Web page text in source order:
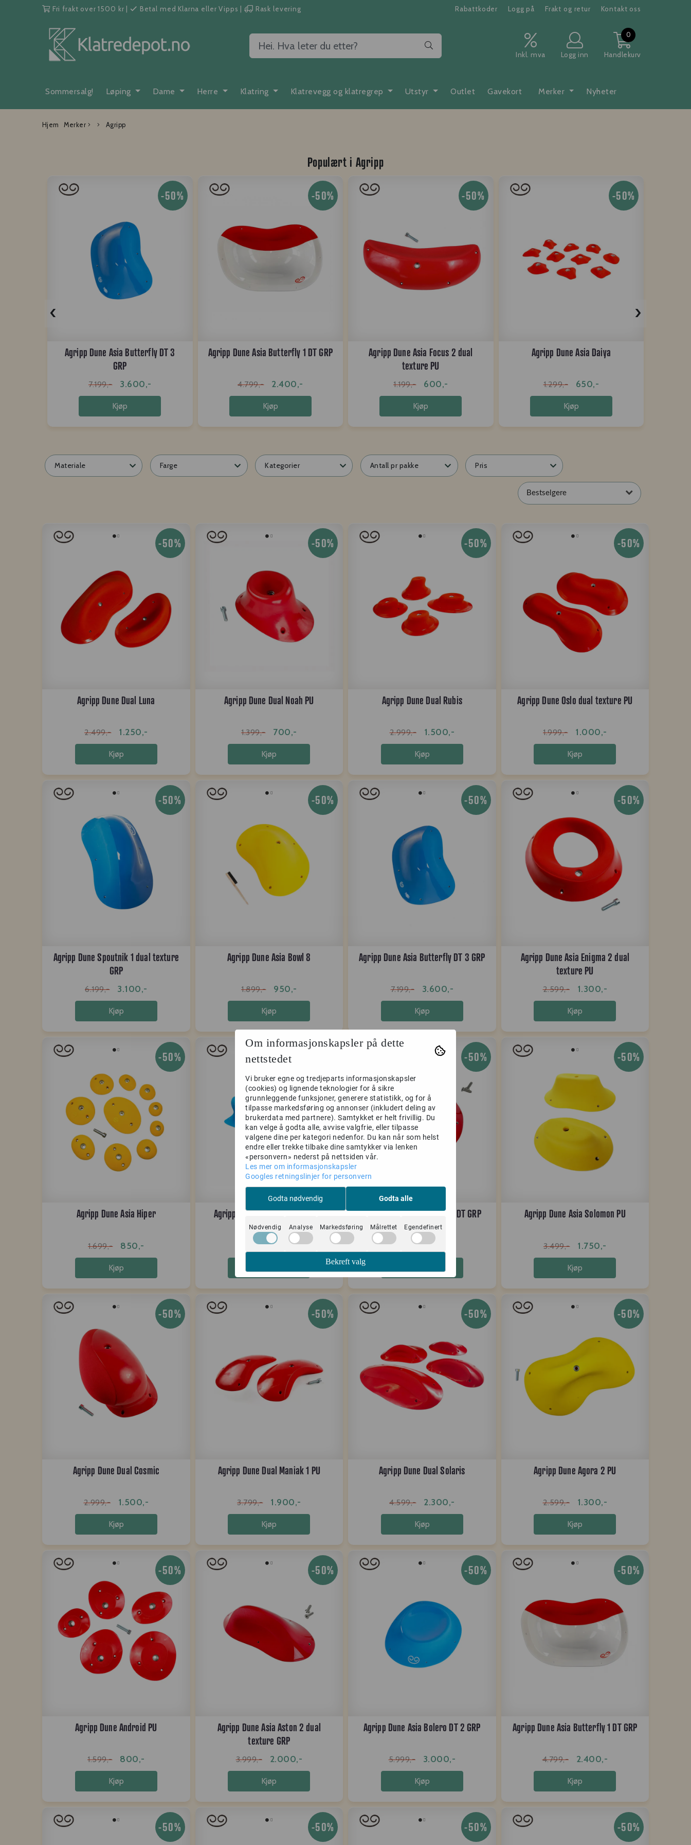
Fri frakt over 1500 kr Betal med Klarna eller Vipps | Rask levering Rabattkoder Logg på Frakt og retur Kontakt oss
Inkl. mva Logg inn
0
Handlekurv
Sommersalg! Løping Dame Herre Klatring Klatrevegg og klatregrep Utstyr Outlet Gavekort Merker Nyheter
Hjem Merker Agripp
Populært i Agripp
-50%
Agripp Dune Asia Butterfly DT 3
GRP
7.199,- 3.600,-
Kjøp
-50%
Agripp Dune Asia Butterfly 1 DT GRP
4.799,- 2.400,-
Kjøp
-50%
Agripp Dune Asia Focus 2 dual
texture PU
1.199,- 600,-
Kjøp
-50%
Agripp Dune Asia Daiya
1.299,- 650,-
Kjøp
‹ ›
Materiale Farge Kategorier Antall pr pakke Pris
Bestselgere
-50%
Agripp Dune Dual Luna
2.499,- 1.250,-
Kjøp
-50%
Agripp Dune Dual Noah PU
1.399,- 700,-
Kjøp
-50%
Agripp Dune Dual Rubis
2.999,- 1.500,-
Kjøp
-50%
Agripp Dune Oslo dual texture PU
1.999,- 1.000,-
Kjøp
-50%
Agripp Dune Spoutnik 1 dual texture
GRP
6.199,- 3.100,-
Kjøp
-50%
Agripp Dune Asia Bowl 8
1.899,- 950,-
Kjøp
-50%
Agripp Dune Asia Butterfly DT 3 GRP
7.199,- 3.600,-
Kjøp
-50%
Agripp Dune Asia Enigma 2 dual
texture PU
2.599,- 1.300,-
Kjøp
-50%
Agripp Dune Asia Hiper
1.699,- 850,-
Kjøp
Agripp Dune Asia Moon DT 1 GRP
5.999,- 3.000,-
-50%
Agripp Dune Asia Orbital 3 DT GRP
4.999,- 2.500,-
-50%
Agripp Dune Asia Solomon PU
3.499,- 1.750,-
Kjøp
-50%
Agripp Dune Dual Cosmic
2.999,- 1.500,-
Kjøp
-50%
Agripp Dune Dual Maniak 1 PU
3.799,- 1.900,-
Kjøp
-50%
Agripp Dune Dual Solaris
4.599,- 2.300,-
Kjøp
-50%
Agripp Dune Agora 2 PU
2.599,- 1.300,-
Kjøp
-50%
Agripp Dune Android PU
1.599,- 800,-
Kjøp
-50%
Agripp Dune Asia Aston 2 dual
texture GRP
3.999,- 2.000,-
Kjøp
-50%
Agripp Dune Asia Bolero DT 2 GRP
5.999,- 3.000,-
Kjøp
-50%
Agripp Dune Asia Butterfly 1 DT GRP
4.799,- 2.400,-
Kjøp
-50% -50% -50% -50%
Om informasjonskapsler på dette
nettstedet
Vi bruker egne og tredjeparts informasjonskapsler
(cookies) og lignende teknologier for å sikre
grunnleggende funksjoner, generere statistikk, og for å
tilpasse markedsføring og annonser (inkludert deling av
brukerdata med partnere). Samtykket er helt frivillig. Du
kan velge å godta alle, avvise valgfrie, eller tilpasse
valgene dine per kategori nedenfor. Du kan når som helst
endre eller trekke tilbake dine samtykker via lenken
«personvern» nederst på nettsiden vår.
Les mer om informasjonskapsler
Googles retningslinjer for personvern
Godta nødvendig Godta alle
Nødvendig Analyse Markedsføring Målrettet Egendefinert
Bekreft valg